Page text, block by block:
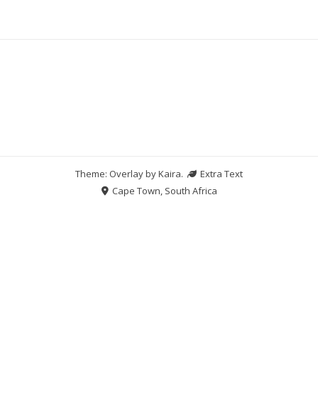
Theme: Overlay byKaira.
Extra Text
Cape Town, South Africa